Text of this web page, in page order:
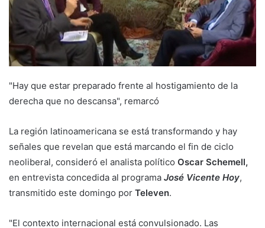
"Hay que estar preparado frente al hostigamiento de la
derecha que no descansa", remarcó
La región latinoamericana se está transformando y hay
señales que revelan que está marcando el fin de ciclo
neoliberal, consideró el analista político Oscar Schemell,
en entrevista concedida al programa José Vicente Hoy,
transmitido este domingo por Televen.
"El contexto internacional está convulsionado. Las